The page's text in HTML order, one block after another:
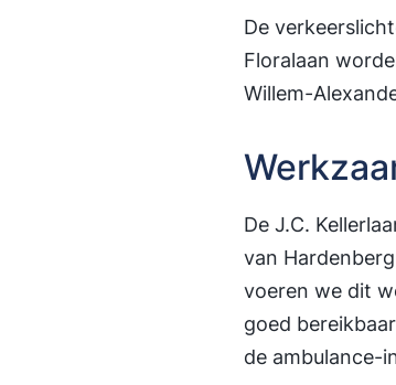
De
Floralaan
Willem-
De J.C.
van
voeren we dit
goed
de ambulance-